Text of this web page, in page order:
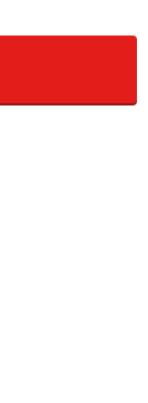
ートを多用し
陵地ヴォメロ
子たちからは